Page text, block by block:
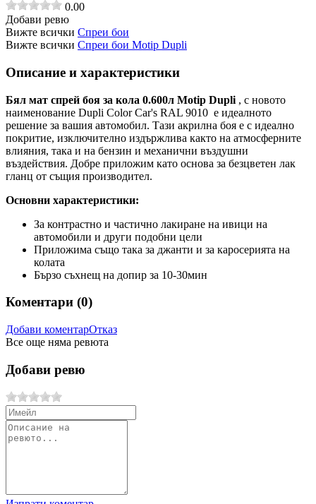
0.00
Добави ревю
Вижте всички Спреи бои
Вижте всички Спреи бои Motip Dupli
Описание и характеристики
Бял мат спрей боя за кола 0.600л Motip Dupli , с новото
наименование Dupli Color Car's RAL 9010 е идеалното
решение за вашия автомобил. Тази акрилна боя е с идеално
покритие, изключително издържлива както на атмосферните
влияния, така и на бензин и механични въздушни
въздействия. Добре приложим като основа за безцветен лак
гланц от същия производител.
Основни характеристики:
За контрастно и частично лакиране на ивици на
автомобили и други подобни цели
Приложима също така за джанти и за каросерията на
колата
Бързо съхнещ на допир за 10-30мин
Коментари (0)
Добави коментарОтказ
Все още няма ревюта
Добави ревю